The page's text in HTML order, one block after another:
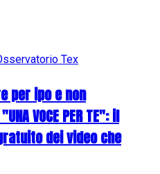
Tex
per ipo e non
VOCE PER TE": il
dei video che